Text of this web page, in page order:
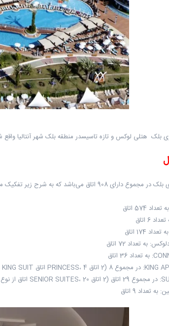
بلک هتلی لوکس و تازه تاسیسدر منطقه بلک شهر آنتالیا
908 اتاق می‌باشد که به شرح زیر تفکیک می شوند:
574 اتاق
6 اتاق
174 اتاق
به تعداد 72 اتاق
تعداد 9 اتاق